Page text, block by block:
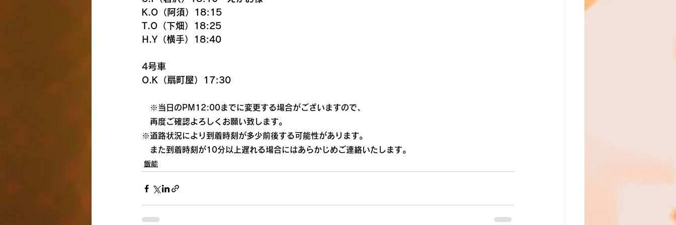
K.O（阿須）18:15
T.O（下畑）18:25
H.Y（横手）18:40
4号車
O.K（扇町屋）17:30
※当日のPM12:00までに変更する場合がございますので、
再度ご確認よろしくお願い致します。
※道路状況により到着時刻が多少前後する可能性があります。
また到着時刻が10分以上遅れる場合にはあらかじめご連絡いたします。
飯能